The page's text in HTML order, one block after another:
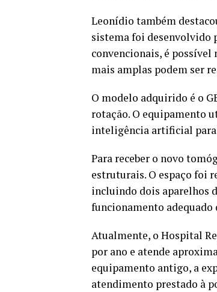
Leonídio também
sistema foi desenvolvido
convencionais, é
mais amplas podem ser
O modelo adquirido é o
rotação. O equipamento
inteligência artificial para
Para receber o novo
estruturais. O espaço foi
incluindo dois aparelhos
funcionamento adequado
Atualmente, o Hospital
por ano e atende
equipamento antigo, a
atendimento prestado à